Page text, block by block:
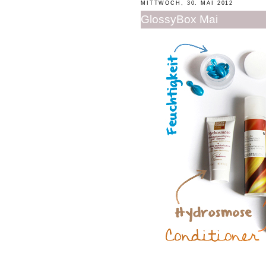
MITTWOCH, 30. MAI 2012
GlossyBox Mai